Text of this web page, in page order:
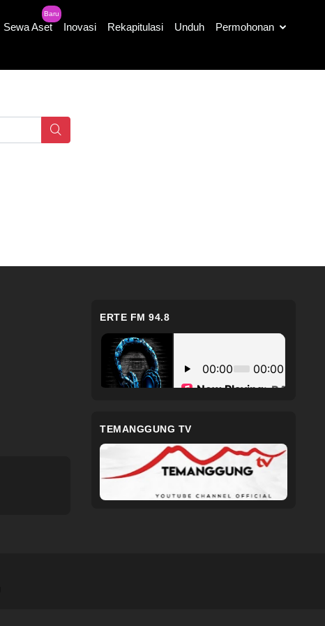
Sewa Aset
Baru
Inovasi Rekapitulasi Unduh Permohonan
ERTE FM 94.8
TEMANGGUNG TV